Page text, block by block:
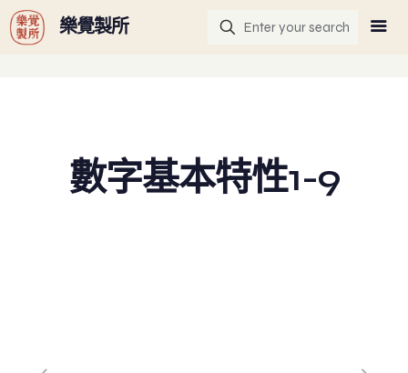
G-GHF9TLS5W3
樂覺製所
數字基本特性1-9